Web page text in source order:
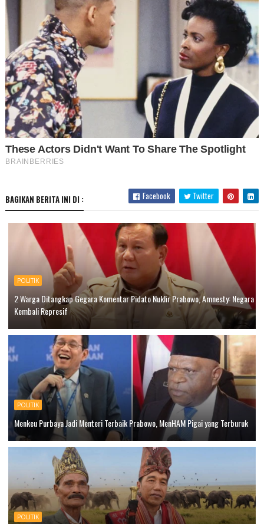
BAGIKAN BERITA INI DI : Facebook Twitter
POLITIK
2 Warga Ditangkap Gegara Komentar Pidato Nuklir Prabowo, Amnesty: Negara
Kembali Represif
POLITIK
Menkeu Purbaya Jadi Menteri Terbaik Prabowo, MenHAM Pigai yang Terburuk
POLITIK